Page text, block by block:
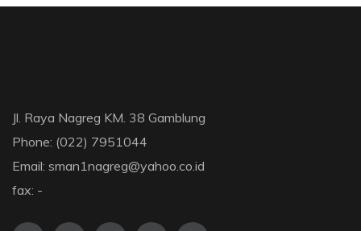
Jl. Raya Nagreg KM. 38 Gamblung
Phone: (022) 7951044
Email: sman1nagreg@yahoo.co.id
fax: -